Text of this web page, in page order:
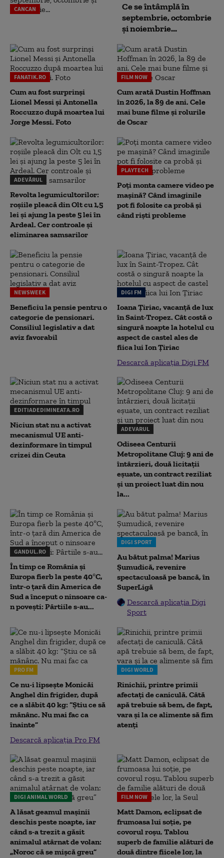
CANCAN
Ce se întâmplă în
septembrie, octombrie
și noiembrie...
FANATIK.RO
Cum au fost surprinși
Lionel Messi și Antonella
Roccuzzo după moartea lui
Jorge Messi. Foto
FILM NOW
Cum arată Dustin Hoffman
în 2026, la 89 de ani. Cele
mai bune filme și rolurile
de Oscar
ADEVĂRUL
Revolta legumicultorilor:
roșiile pleacă din Olt cu 1,5
lei și ajung la peste 5 lei în
Ardeal. Cer controale și
eliminarea samsarilor
PLAYTECH
Poți monta camere video pe
mașină? Când imaginile
pot fi folosite ca probă și
când riști probleme
NEWSWEEK
Beneficiu la pensie pentru o
categorie de pensionari.
Consiliul legislativ a dat
aviz favorabil
DIGI FM
Ioana Țiriac, vacanță de lux
în Saint-Tropez. Cât costă o
singură noapte la hotelul cu
aspect de castel ales de
fiica lui Ion Țiriac
Descarcă aplicația Digi FM
EDITIADEDIMINEATA.RO
Niciun stat nu a activat
mecanismul UE anti-
dezinformare în timpul
crizei din Ceuta
ADEVARUL
Odiseea Centurii
Metropolitane Cluj: 9 ani de
întârzieri, două licitații
eșuate, un contract reziliat
și un proiect luat din nou
la...
GANDUL.RO
În timp ce România și
Europa fierb la peste 40°C,
într-o țară din America de
Sud a început o ninsoare ca-
n povești: Pârtiile s-au...
DIGI SPORT
Au bătut palma! Marius
Șumudică, revenire
spectaculoasă pe bancă, în
SuperLigă
Descarcă aplicația Digi
Sport
PRO FM
Ce nu-i lipsește Monicăi
Anghel din frigider, după
ce a slăbit 40 kg: “Știu ce să
mănânc. Nu mai fac ca
înainte”
Descarcă aplicația Pro FM
DIGI WORLD
Rinichii, printre primii
afectați de caniculă. Câtă
apă trebuie să bem, de fapt,
vara și la ce alimente să fim
atenți
DIGI ANIMAL WORLD
A lăsat geamul mașinii
deschis peste noapte, iar
când s-a trezit a găsit
animalul atârnat de volan:
„Noroc că se mișcă greu”
FILM NOW
Matt Damon, eclipsat de
frumoasa lui soție, pe
covorul roșu. Tablou
superb de familie alături de
două dintre fiicele lor, la